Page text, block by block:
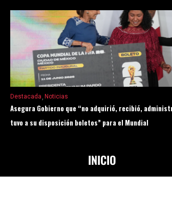
Destacada Noticias
Asegura Gobierno que “no adquirió, recibió,
tuvo a su disposición boletos” para el Mundial
INICIO